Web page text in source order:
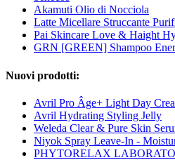
Akamuti Olio di Nocciola
Latte Micellare Struccante
Pai Skincare Love & Haight
GRN [GREEN] Shampoo
Nuovi prodotti:
Avril Pro Âge+ Light Day
Avril Hydrating Styling Jelly
Weleda Clear & Pure Skin
Niyok Spray Leave-In -
PHYTORELAX